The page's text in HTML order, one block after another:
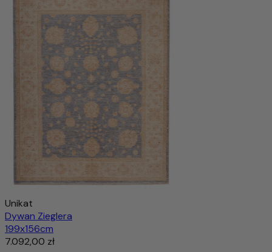
6.185,00 zł11.554,00 zł -46%
Wyprzedany
Unikat
Dywan Zieglera
199x156cm
7.092,00 zł